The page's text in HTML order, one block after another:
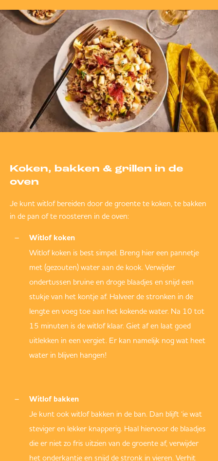
Koken, bakken & grillen in de
oven
Je kunt witlof bereiden door de groente te koken, te bakken
in de pan of te roosteren in de oven:
Witlof koken
Witlof koken is best simpel. Breng hier een pannetje
met (gezouten) water aan de kook. Verwijder
ondertussen bruine en droge blaadjes en snijd een
stukje van het kontje af. Halveer de stronken in de
lengte en voeg toe aan het kokende water. Na 10 tot
15 minuten is de witlof klaar. Giet af en laat goed
uitlekken in een vergiet. Er kan namelijk nog wat heet
water in blijven hangen!
Witlof bakken
Je kunt ook witlof bakken in de ban. Dan blijft ‘ie wat
steviger en lekker knapperig. Haal hiervoor de blaadjes
die er niet zo fris uitzien van de groente af, verwijder
het onderkantje en snijd de stronk in vieren. Verhit